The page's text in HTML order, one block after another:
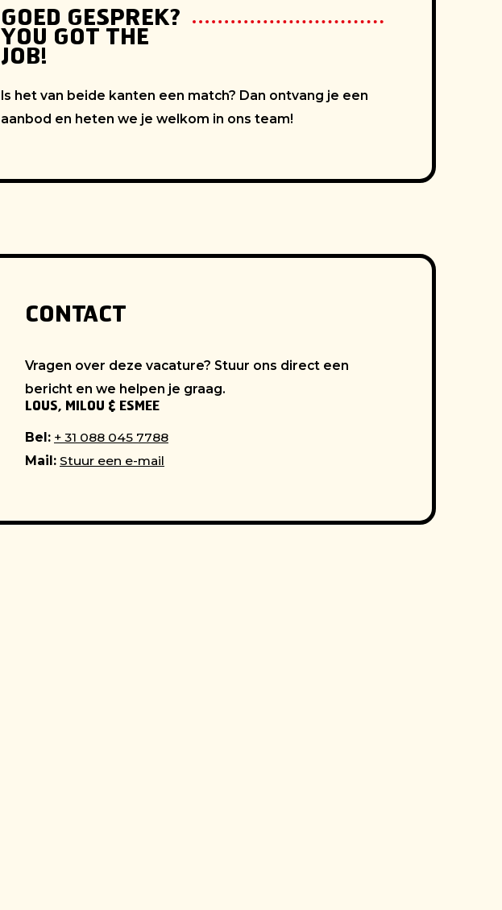
GOED GESPREK?
YOU GOT THE
JOB!
Is het van beide kanten een match? Dan ontvang je een
aanbod en heten we je welkom in ons team!
CONTACT
Vragen over deze vacature? Stuur ons direct een
bericht en we helpen je graag.
LOUS, MILOU & ESMEE
Bel: + 31 088 045 7788
Mail: Stuur een e-mail